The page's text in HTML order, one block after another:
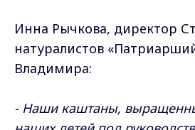
Инна Рычкова, директор
натуралистов
Владимира:
- Наши каштаны,